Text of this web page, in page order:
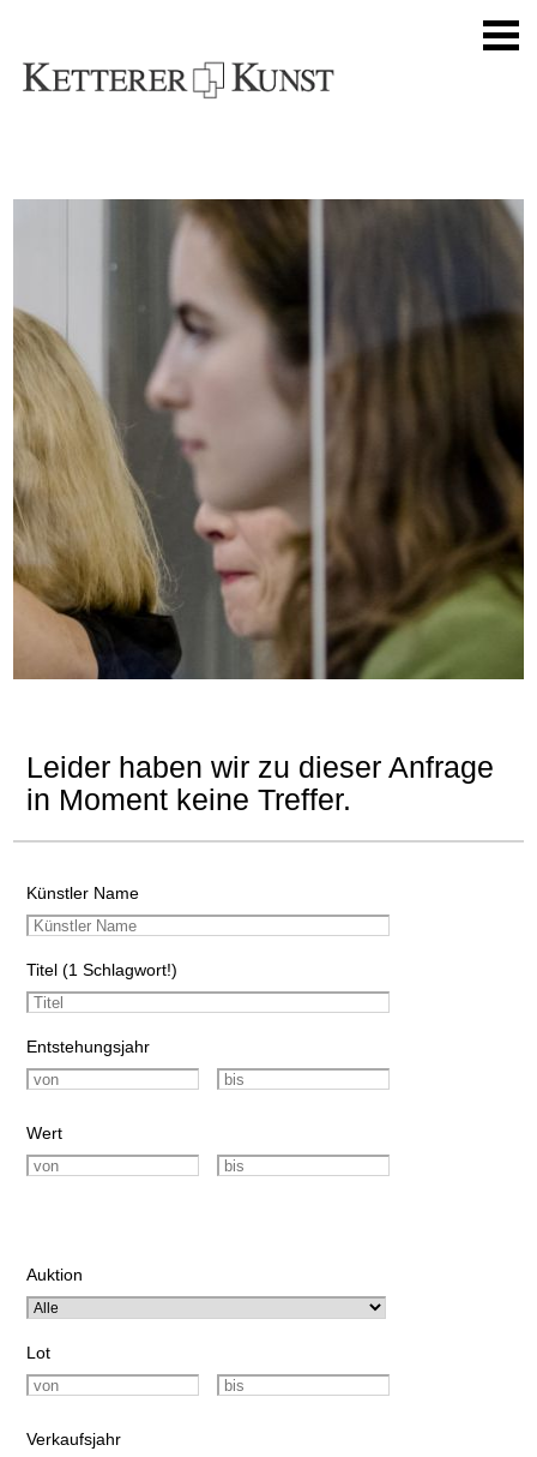
Leider haben wir zu dieser Anfrage
in Moment keine Treffer.
Künstler Name
Titel (1 Schlagwort!)
Entstehungsjahr
Wert
Auktion
Lot
Verkaufsjahr